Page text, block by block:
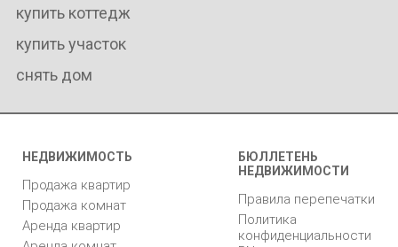
купить коттедж
купить участок
снять дом
НЕДВИЖИМОСТЬ
Продажа квартир
Продажа комнат
Аренда квартир
БЮЛЛЕТЕНЬ
НЕДВИЖИМОСТИ
Правила перепечатки
Политика
конфиденциальности